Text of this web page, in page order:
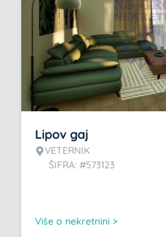
Lipov gaj
VETERNIK
ŠIFRA: #573123
Više o nekretnini >